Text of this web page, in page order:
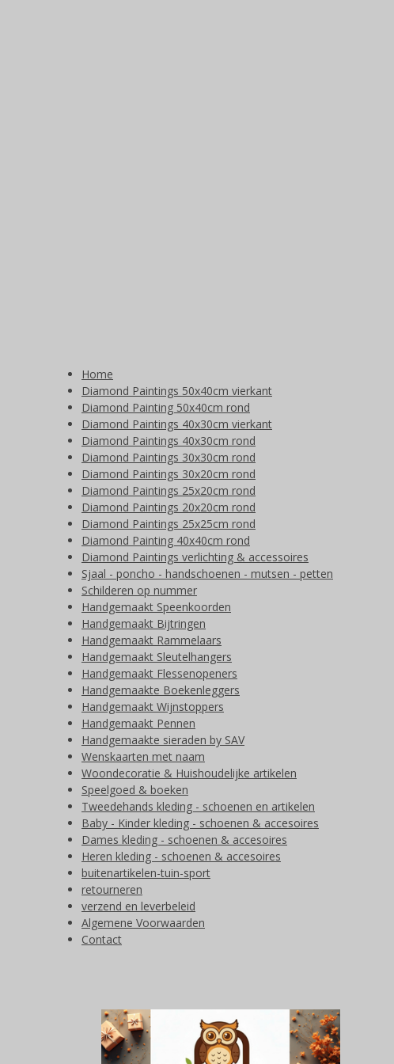
Home
Diamond Paintings 50x40cm vierkant
Diamond Painting 50x40cm rond
Diamond Paintings 40x30cm vierkant
Diamond Paintings 40x30cm rond
Diamond Paintings 30x30cm rond
Diamond Paintings 30x20cm rond
Diamond Paintings 25x20cm rond
Diamond Paintings 20x20cm rond
Diamond Paintings 25x25cm rond
Diamond Painting 40x40cm rond
Diamond Paintings verlichting & accessoires
Sjaal - poncho - handschoenen - mutsen - petten
Schilderen op nummer
Handgemaakt Speenkoorden
Handgemaakt Bijtringen
Handgemaakt Rammelaars
Handgemaakt Sleutelhangers
Handgemaakt Flessenopeners
Handgemaakte Boekenleggers
Handgemaakt Wijnstoppers
Handgemaakt Pennen
Handgemaakte sieraden by SAV
Wenskaarten met naam
Woondecoratie & Huishoudelijke artikelen
Speelgoed & boeken
Tweedehands kleding - schoenen en artikelen
Baby - Kinder kleding - schoenen & accesoires
Dames kleding - schoenen & accesoires
Heren kleding - schoenen & accesoires
buitenartikelen-tuin-sport
retourneren
verzend en leverbeleid
Algemene Voorwaarden
Contact